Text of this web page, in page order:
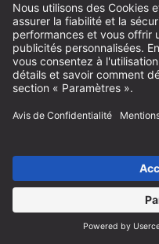
Pour vous abonner à
dernières nouveautés
accepter les cookies
Gérer les paramètres
Bons cadeaux